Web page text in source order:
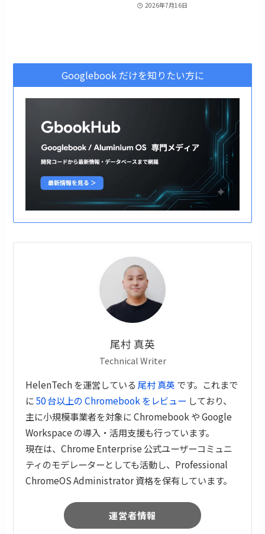
2026年7月16日
Googlebook だけを知りたい方に
尾村 真英
Technical Writer
HelenTech を運営している 尾村 真英 です。これまで
に50 台以上の Chromebook をレビュー しており、
主に小規模事業者を対象に Chromebook や Google
Workspace の導入・活用支援も行っています。
現在は、Chrome Enterprise 公式ユーザーコミュニ
ティのモデレーターとしても活動し、Professional
ChromeOS Administrator 資格を保有しています。
運営者情報